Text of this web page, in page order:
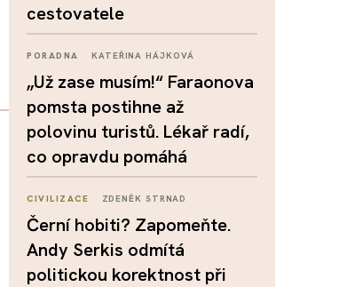
cestovatele
PORADNA KATEŘINA HÁJKOVÁ
„Už zase musím!“ Faraonova
pomsta postihne až
polovinu turistů. Lékař radí,
co opravdu pomáhá
CIVILIZACE ZDENĚK STRNAD
Černí hobiti? Zapomeňte.
Andy Serkis odmítá
politickou korektnost při